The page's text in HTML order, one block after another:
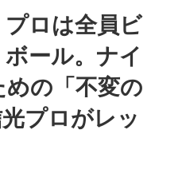
プロは全員ビ
ール。ナイ
の「不変の
プロがレッ